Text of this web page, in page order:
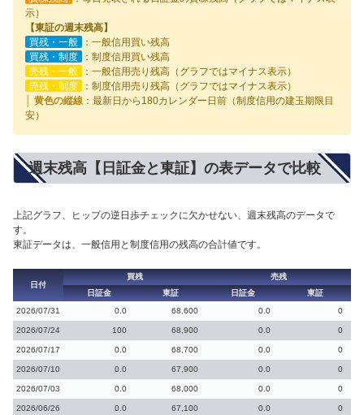
示）
【東証の週末残高】
買残・一般
：一般信用買い残高
買残・制度
：制度信用買い残高
売残・一般
：一般信用売り残高（グラフではマイナス表示）
売残・制度
：制度信用売り残高（グラフではマイナス表示）
│ 黄色の縦線 ：最新日から180カレンダー日前（制度信用の建玉期限目
安）
週末残高【日証金と東証】の表データで比較
上記グラフ、ヒップの逆日歩チェックに欠かせない、週末残高のデータで
す。
東証データは、一般信用と制度信用の残高の合計値です。
日付
買残
売残
日証金
東証 日証金
東証
2026/07/31
0.0 68,600 0.0 0
2026/07/24 100 68,900 0.0 0
2026/07/17 0.0 68,700 0.0 0
2026/07/10 0.0 67,900 0.0 0
2026/07/03 0.0 68,000 0.0 0
2026/06/26 0.0 67,100 0.0 0